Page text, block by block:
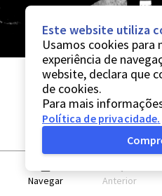
Navegar Anterior
Este website utiliza
Usamos cookies para
experiência de
website, declara que
de cookies.
Para mais
Política de privacidade.